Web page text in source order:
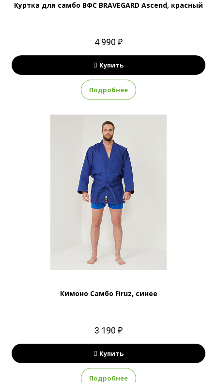
Куртка для самбо ВФС BRAVEGARD Ascend, красный
4 990 ₽
Купить
Подробнее
Кимоно Самбо Firuz, синее
3 190 ₽
Купить
Подробнее